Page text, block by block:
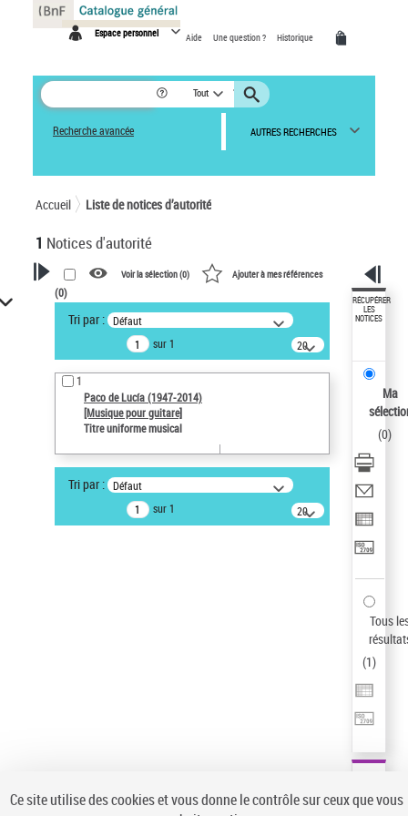
Espace personnel Aide Une question ? Historique
Tout
Recherche avancée AUTRES RECHERCHES
Accueil Liste de notices d’autorité
1 Notices d'autorité
VOTRE RECHERCHE
Recherche avancée dans les
notices d’autorité
Œuvres liées à l'auteur :
Paco de Lucía (1947-2014)
Statut de la notice d’autorité
ne s'applique pas
Sauvegarder votre recherche
Voir la sélection (0) Ajouter à mes références
(0)
Tri par : Défaut
sur 1
20
résultats/page
1
Paco de Lucía (1947-2014)
[Musique pour guitare]
Titre uniforme musical
Tri par : Défaut
sur 1
20
résultats/page
RÉCUPÉRER
LES
NOTICES
Ma
(0)
Tous
(1)
Panneau de gestion des cookies
Ce site utilise des cookies et vous donne le contrôle sur ceux que vous